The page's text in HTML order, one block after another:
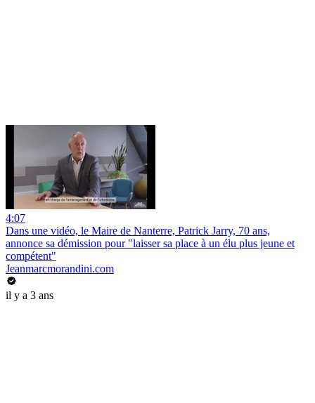
4:07
Dans une vidéo, le Maire de Nanterre, Patrick Jarry, 70 ans,
annonce sa démission pour "laisser sa place à un élu plus jeune et
compétent"
Jeanmarcmorandini.com
il y a 3 ans